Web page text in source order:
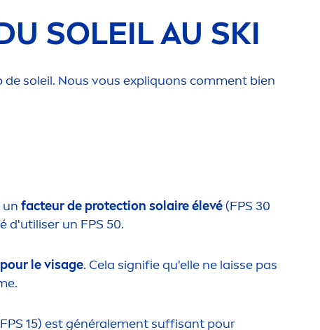
SOLEIL AU SKI
soleil. Nous vous expliquons comment bien
un facteur de protection solaire élevé(FPS 30
d'utiliser un FPS 50.
le visage. Cela signifie qu'elle ne laisse pas
15) est généralement suffisant pour